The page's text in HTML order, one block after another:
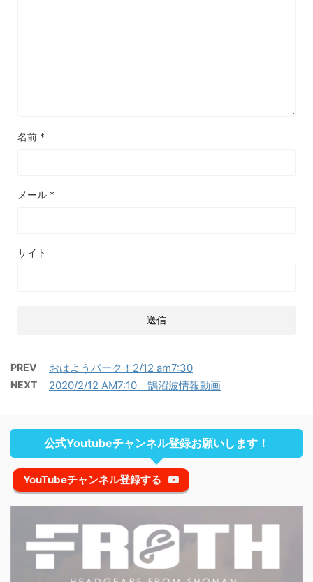
名前 *
メール *
サイト
PREV おはようパーク！2/12 am7:30
NEXT 2020/2/12 AM7:10 鵠沼波情報動画
公式Youtubeチャンネル登録お願いします！
YouTubeチャンネル登録する